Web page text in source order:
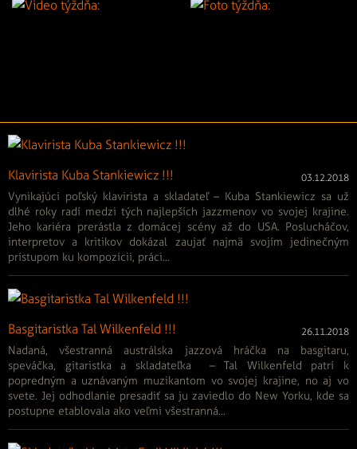
Klavirista Kuba Stankiewicz !!! 03.12.2018
Vynikajúci poľský klavirista a skladateľ – Kuba Stankiewicz sa už
dlhé roky radí medzi tých najlepších jazzmenov vo svojej krajine.
Jeho kariéra prerástla z domácej scény až do USA. Poslucháčov,
interpretov a kritikov dokázal zaujať najmä svojím jedinečným
prístupom ku kompozícii, práci...
Basgitaristka Tal Wilkenfeld !!! 26.11.2018
Nadaná, všestranná austrálska jazzová hráčka na basgitaru,
speváčka, gitaristka a skladateľka – Tal Wilkenfeld patrí k
popredným a uznávaným muzikantom vo svojej krajine, no aj vo
svete. Jej odhodlanie presadiť sa ju zaviedlo do New Yorku, kde sa
postupne etablovala ako veľmi všestranná...